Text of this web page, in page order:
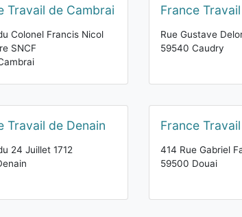
Travail de Cambrai
Colonel Francis Nicol
SNCF
France
Rue Gustave
59540 Caudry
Travail de Denain
24 Juillet 1712
France
414 Rue Gabriel
59500 Douai